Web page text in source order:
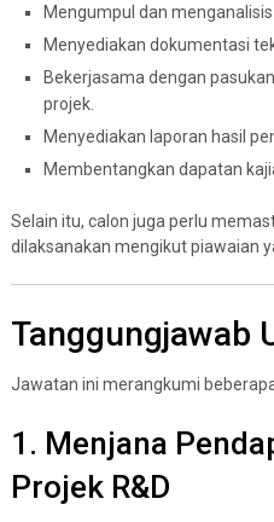
Mengumpul dan
Menyediakan dokumentasi
Bekerjasama dengan
projek.
Menyediakan laporan hasil
Membentangkan dapatan
Selain itu, calon juga perlu
dilaksanakan mengikut piawaian
Tanggungjawab
Jawatan ini merangkumi
1. Menjana
Projek R&D